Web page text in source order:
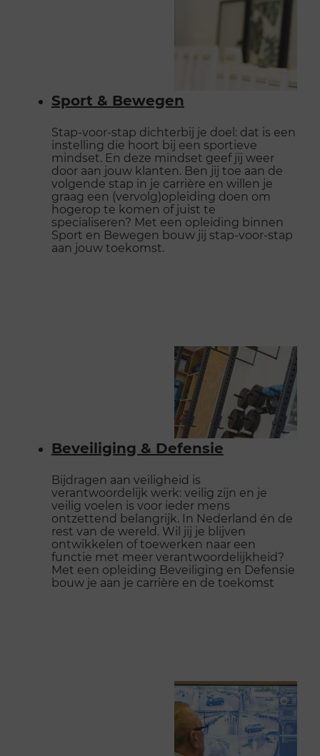
Sport & Bewegen
Stap-voor-stap dichterbij je doel: dat is een
instelling die hoort bij een sportieve
mindset. En deze mindset geef jij weer
door aan jouw klanten. Ben jij toe aan de
volgende stap in je carrière en willen je
graag een (vervolg)opleiding doen om
hogerop te komen of juist te
specialiseren? Met een opleiding binnen
Sport en Bewegen bouw jij stap-voor-stap
aan jouw toekomst.
Beveiliging & Defensie
Bijdragen aan veiligheid is
verantwoordelijk werk: veilig zijn en je
veilig voelen is voor ieder mens
ontzettend belangrijk. In Nederland én de
rest van de wereld. Wil jij je blijven
ontwikkelen of toewerken naar een
functie met meer verantwoordelijkheid?
Met een opleiding Beveiliging en Defensie
bouw je aan je carrière en de toekomst